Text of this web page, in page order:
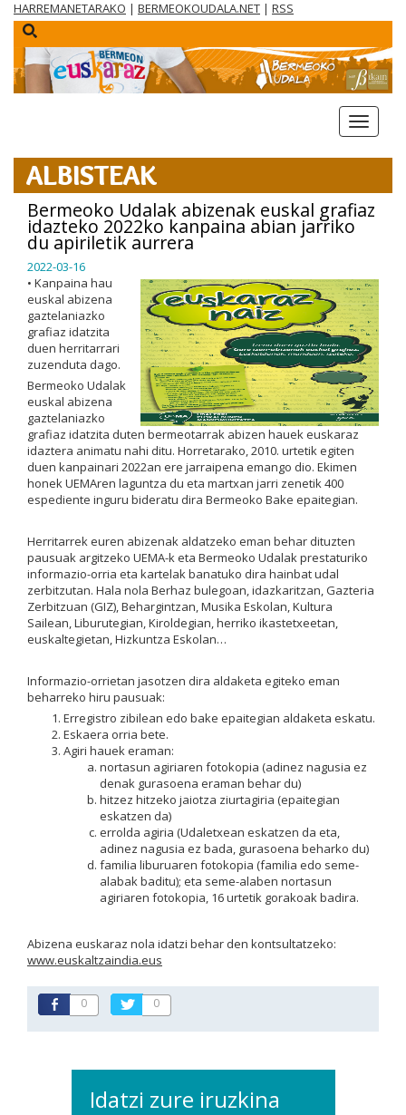
HARREMANETARAKO | BERMEOKOUDALA.NET | RSS
menua
ALBISTEAK
Bermeoko Udalak abizenak euskal grafiaz
idazteko 2022ko kanpaina abian jarriko
du apiriletik aurrera
2022-03-16
• Kanpaina hau
euskal abizena
gaztelaniazko
grafiaz idatzita
duen herritarrari
zuzenduta dago.
Bermeoko Udalak
euskal abizena
gaztelaniazko
grafiaz idatzita duten bermeotarrak abizen hauek euskaraz
idaztera animatu nahi ditu. Horretarako, 2010. urtetik egiten
duen kanpainari 2022an ere jarraipena emango dio. Ekimen
honek UEMAren laguntza du eta martxan jarri zenetik 400
espediente inguru bideratu dira Bermeoko Bake epaitegian.
Herritarrek euren abizenak aldatzeko eman behar dituzten
pausuak argitzeko UEMA-k eta Bermeoko Udalak prestaturiko
informazio-orria eta kartelak banatuko dira hainbat udal
zerbitzutan. Hala nola Berhaz bulegoan, idazkaritzan, Gazteria
Zerbitzuan (GIZ), Behargintzan, Musika Eskolan, Kultura
Sailean, Liburutegian, Kiroldegian, herriko ikastetxeetan,
euskaltegietan, Hizkuntza Eskolan…
Informazio-orrietan jasotzen dira aldaketa egiteko eman
beharreko hiru pausuak:
Erregistro zibilean edo bake epaitegian aldaketa eskatu.
Eskaera orria bete.
Agiri hauek eraman:
nortasun agiriaren fotokopia (adinez nagusia ez
denak gurasoena eraman behar du)
hitzez hitzeko jaiotza ziurtagiria (epaitegian
eskatzen da)
errolda agiria (Udaletxean eskatzen da eta,
adinez nagusia ez bada, gurasoena beharko du)
familia liburuaren fotokopia (familia edo seme-
alabak baditu); eta seme-alaben nortasun
agiriaren fotokopia, 16 urtetik gorakoak badira.
Abizena euskaraz nola idatzi behar den kontsultatzeko:
www.euskaltzaindia.eus
0 0
Idatzi zure iruzkina